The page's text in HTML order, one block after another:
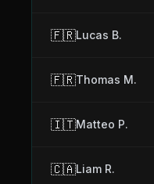
🇫🇷Lucas B.
🇫🇷Thomas M.
🇮🇹Matteo P.
🇨🇦Liam R.